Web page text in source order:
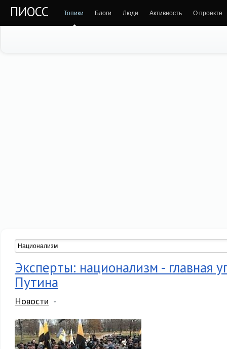
ПИОСС Топики Блоги Люди Активность О проекте
Эксперты: национализм - главная
Путина
Новости